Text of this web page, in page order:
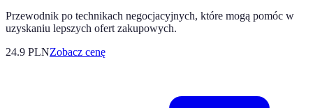
Przewodnik po technikach negocjacyjnych, które mogą pomóc w
uzyskaniu lepszych ofert zakupowych.
24.9 PLNZobacz cenę